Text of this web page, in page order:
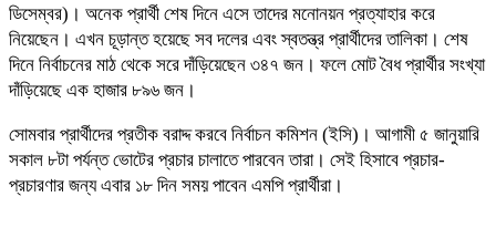
ডিসেম্বর)। অনেক প্রার্থী শেষ দিনে এসে তাদের মনোনয়ন প্রত্যাহার করে
নিয়েছেন। এখন চূড়ান্ত হয়েছে সব দলের এবং স্বতন্ত্র প্রার্থীদের তালিকা। শেষ
দিনে নির্বাচনের মাঠ থেকে সরে দাঁড়িয়েছেন ৩৪৭ জন। ফলে মোট বৈধ প্রার্থীর সংখ্যা
দাঁড়িয়েছে এক হাজার ৮৯৬ জন।
সোমবার প্রার্থীদের প্রতীক বরাদ্দ করবে নির্বাচন কমিশন (ইসি)। আগামী ৫ জানুয়ারি
সকাল ৮টা পর্যন্ত ভোটের প্রচার চালাতে পারবেন তারা। সেই হিসাবে প্রচার-
প্রচারণার জন্য এবার ১৮ দিন সময় পাবেন এমপি প্রার্থীরা।